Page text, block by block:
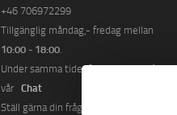
+46 706972299
Tillgänglig måndag,- fredag ​​mellan
10:00 - 18:00.
Under samma tider finns vi även på
vår Chat
Ställ gärna din fråga via vårt